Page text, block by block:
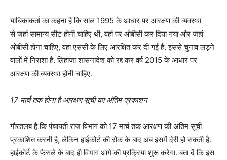
याचिकाकर्ता का कहना है कि साल 1995 के आधार पर आरक्षण की व्यवस्था
से जहां सामान्य सीट होनी चाहिए थी, वहां पर ओबीसी कर दिया गया और जहां
ओबीसी होना चाहिए, वहां एससी के लिए आरक्षित कर दी गई है. इससे चुनाव लड़ने
वालों में निराशा है. लिहाजा शासनादेश को रद्द कर वर्ष 2015 के आधार पर
आरक्षण की व्यवस्था होनी चाहिए.
17 मार्च तक होना है आरक्षण सूची का अंतिम प्रकाशन
गौरतलब है कि पंचायती राज विभाग को 17 मार्च तक आरक्षण की अंतिम सूची
प्रकाशित करनी है, लेकिन हाईकोर्ट की रोक के बाद अब इसमें देरी हो सकती है.
हाईकोर्ट के फैसले के बाद ही विभाग आगे की प्रक्रिया शुरू करेगा. बता दें कि इस